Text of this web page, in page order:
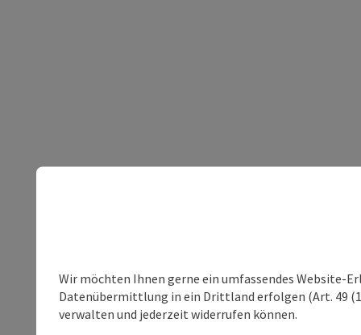
Wir möchten Ihnen gerne ein umfassendes Website-
Datenübermittlung in ein Drittland erfolgen (Art. 49
verwalten und jederzeit widerrufen können.